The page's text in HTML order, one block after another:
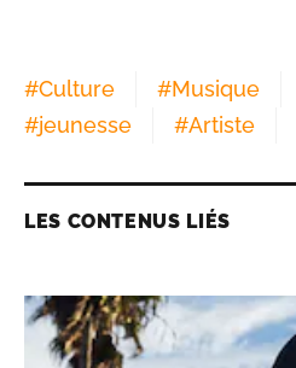
#Culture #Musique
#jeunesse #Artiste
LES CONTENUS LIÉS